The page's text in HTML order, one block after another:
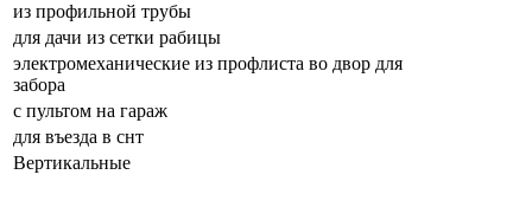
из профильной трубы
для дачи из сетки рабицы
электромеханические из профлиста во двор для
забора
с пультом на гараж
для въезда в снт
Вертикальные